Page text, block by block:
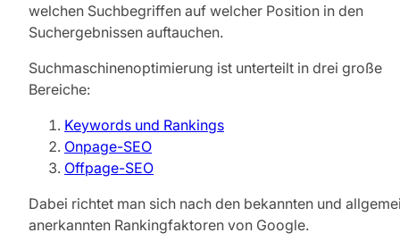
welchen Suchbegriffen auf welcher Position in den
Suchergebnissen auftauchen.
Suchmaschinenoptimierung ist unterteilt in drei große
Bereiche:
Keywords und Rankings
Onpage-SEO
Offpage-SEO
Dabei richtet man sich nach den bekannten und
anerkannten Rankingfaktoren von Google.